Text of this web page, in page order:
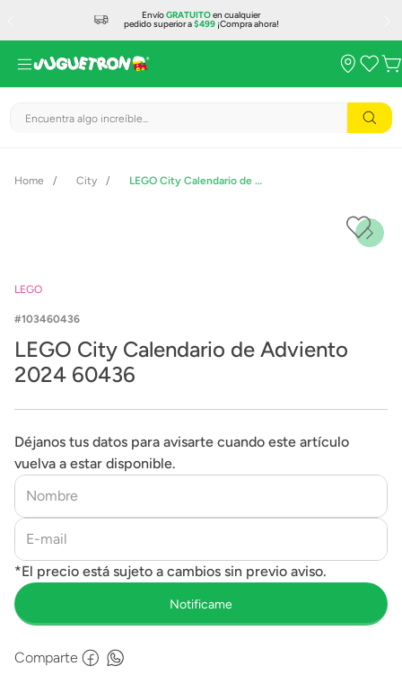
EnvíoGRATUITOen cualquier
pedido superior a$499¡Compra ahora!
Encuentra algo increíble...
City LEGO City Calendario de Adviento 2024 60436
LEGO
103460436
LEGO City Calendario de Adviento
2024 60436
Déjanos tus datos para avisarte cuando este artículo
vuelva a estar disponible.
Comparte